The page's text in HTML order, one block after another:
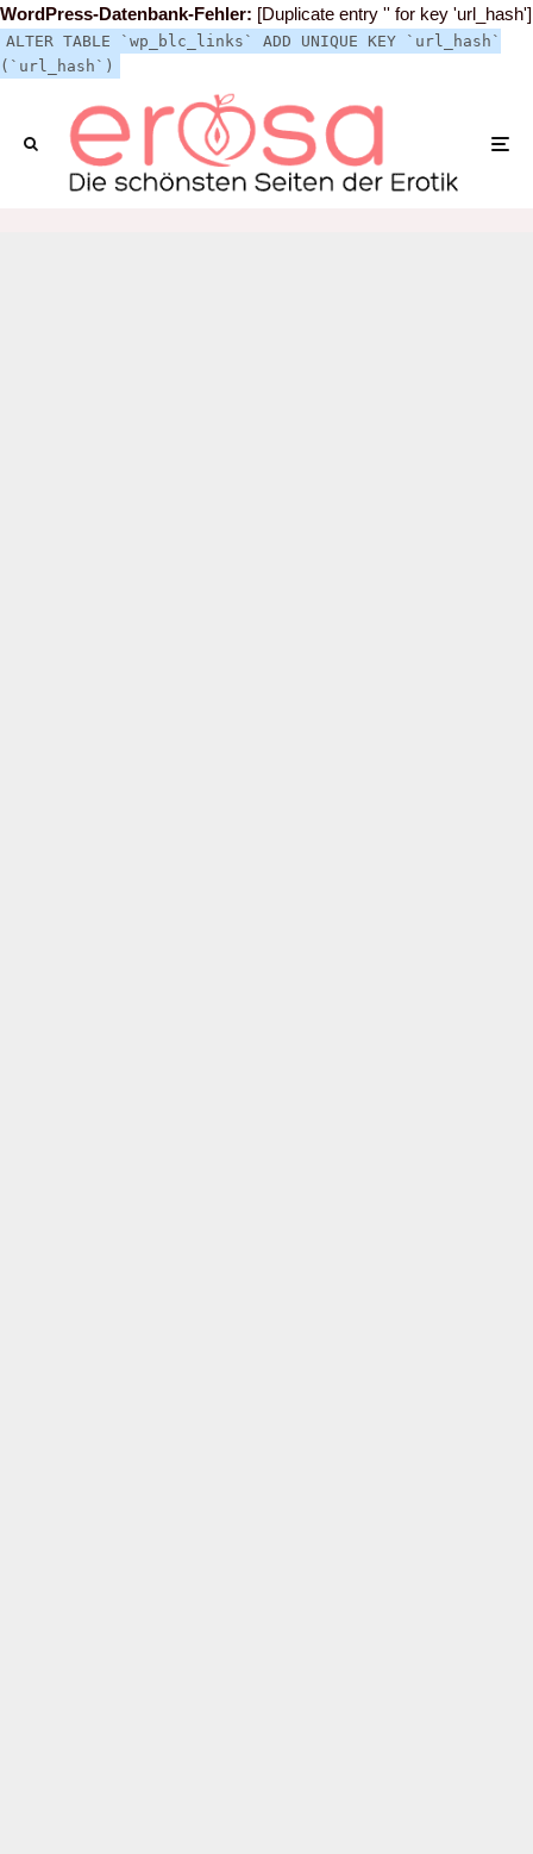
WordPress-Datenbank-Fehler: [Duplicate entry '' for key 'url_hash']
ALTER TABLE `wp_blc_links` ADD UNIQUE KEY `url_hash`
(`url_hash`)